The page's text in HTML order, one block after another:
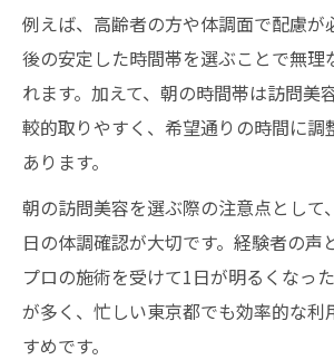
例えば、高齢者の方や体調面で配慮が
後の安定した時間帯を選ぶことで無理
れます。加えて、朝の時間帯は訪問美
較的取りやすく、希望通りの時間に調
あります。
朝の訪問美容を選ぶ際の注意点として
日の体調確認が大切です。経験者の声
プロの施術を受けて1日が明るくなっ
が多く、忙しい東京都でも効率的な利
すめです。